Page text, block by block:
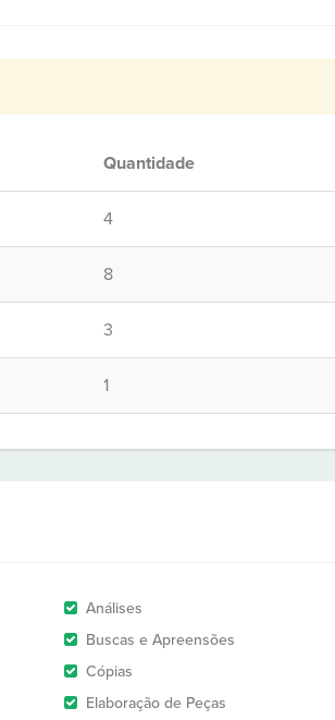
Quantidade
4
8
3
1
Análises
Buscas e Apreensões
Cópias
Elaboração de Peças